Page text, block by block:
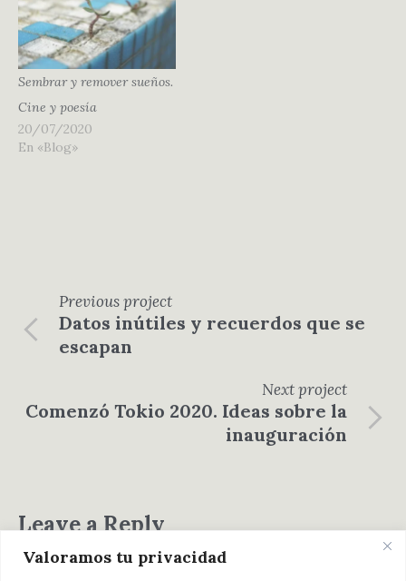
Valoramos tu privacidad
Sembrar y remover sueños.
Cine y poesía
20/07/2020
En «Blog»
Previousproject
Datos inútiles y recuerdos que se
escapan
Nextproject
Comenzó Tokio 2020. Ideas sobre la
inauguración
Leave a Reply